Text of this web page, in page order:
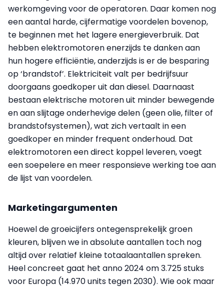
werkomgeving voor de operatoren. Daar komen nog
een aantal harde, cijfermatige voordelen bovenop,
te beginnen met het lagere energieverbruik. Dat
hebben elektromotoren enerzijds te danken aan
hun hogere efficiëntie, anderzijds is er de besparing
op ‘brandstof’. Elektriciteit valt per bedrijfsuur
doorgaans goedkoper uit dan diesel. Daarnaast
bestaan elektrische motoren uit minder bewegende
en aan slijtage onderhevige delen (geen olie, filter of
brandstofsystemen), wat zich vertaalt in een
goedkoper en minder frequent onderhoud. Dat
elektromotoren een direct koppel leveren, voegt
een soepelere en meer responsieve werking toe aan
de lijst van voordelen.
Marketingargumenten
Hoewel de groeicijfers ontegensprekelijk groen
kleuren, blijven we in absolute aantallen toch nog
altijd over relatief kleine totaalaantallen spreken.
Heel concreet gaat het anno 2024 om 3.725 stuks
voor Europa (14.970 units tegen 2030). Wie ook maar